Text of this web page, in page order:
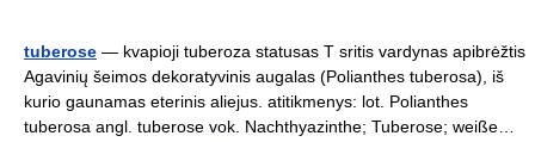
tuberose — kvapioji tuberoza statusas T sritis vardynas apibrėžtis
Agavinių šeimos dekoratyvinis augalas (Polianthes tuberosa), iš
kurio gaunamas eterinis aliejus. atitikmenys: lot. Polianthes
tuberosa angl. tuberose vok. Nachthyazinthe; Tuberose; weiße…